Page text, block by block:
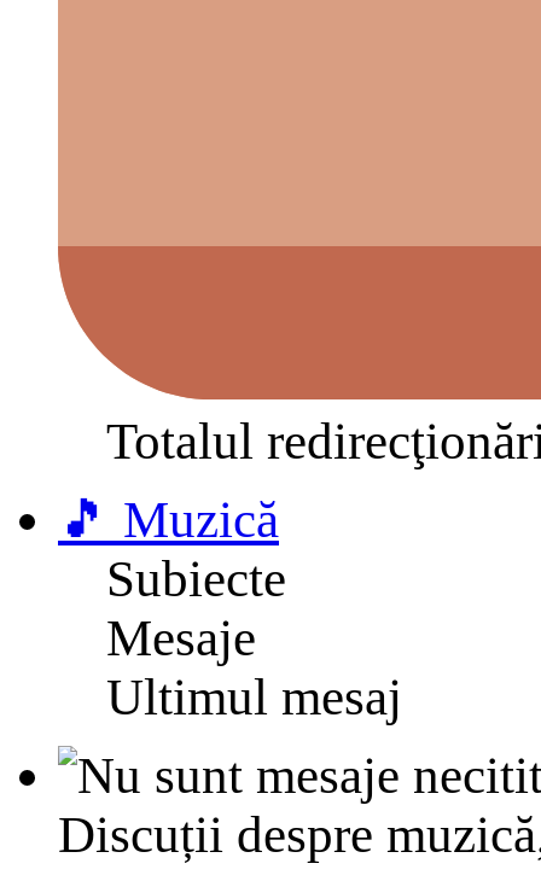
Totalul
🎵 Muzică
Subiecte
Mesaje
Ultimul mesaj
Discuții despre